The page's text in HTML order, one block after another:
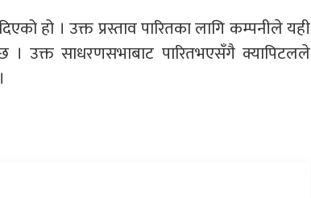
हो । उक्त प्रस्ताव पारितका लागि कम्पनीले यही
उक्त साधरणसभाबाट पारितभएसँगै क्यापिटलले